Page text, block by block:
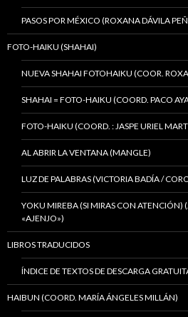
PASOS POR MÉXICO (ROXANA DÁVILA
FOTO-HAIKU (SHAHAI)
NUEVA SHAHAI FOTOHAIKU (COOR.
SHAHAI = FOTO-HAIKU (COORD. PACO
FOTO-HAIKU (COORD. : JASPE URIEL
AL ABRIR LA VENTANA (MANGLE)
LUZ DE PALABRAS (VICTORIA BADÍA /
YOKU MIREBA (SI MIRAS CON ATENCIÓN)
«AJENJO»)
LIBROS TRADUCIDOS
ÍNDICE DE TEXTOS DE DESCARGA
HAIBUN (COORD. MARÍA ÁNGELES MILLÁN)